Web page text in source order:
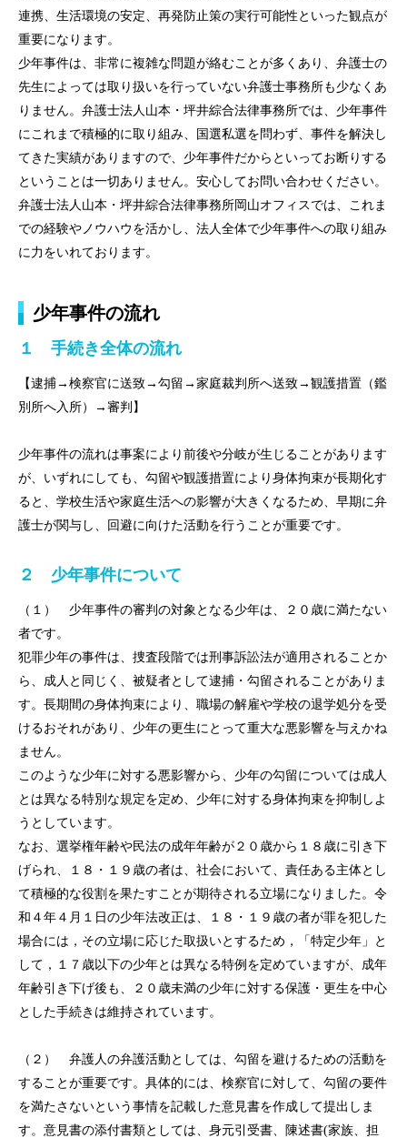
連携、生活環境の安定、再発防止策の実行可能性といった観点が
重要になります。
少年事件は、非常に複雑な問題が絡むことが多くあり、弁護士の
先生によっては取り扱いを行っていない弁護士事務所も少なくあ
りません。弁護士法人山本・坪井綜合法律事務所では、少年事件
にこれまで積極的に取り組み、国選私選を問わず、事件を解決し
てきた実績がありますので、少年事件だからといってお断りする
ということは一切ありません。安心してお問い合わせください。
弁護士法人山本・坪井綜合法律事務所岡山オフィスでは、これま
での経験やノウハウを活かし、法人全体で少年事件への取り組み
に力をいれております。
少年事件の流れ
１ 手続き全体の流れ
【逮捕→検察官に送致→勾留→家庭裁判所へ送致→観護措置（鑑
別所へ入所）→審判】
少年事件の流れは事案により前後や分岐が生じることがあります
が、いずれにしても、勾留や観護措置により身体拘束が長期化す
ると、学校生活や家庭生活への影響が大きくなるため、早期に弁
護士が関与し、回避に向けた活動を行うことが重要です。
２ 少年事件について
（１） 少年事件の審判の対象となる少年は、２０歳に満たない
者です。
犯罪少年の事件は、捜査段階では刑事訴訟法が適用されることか
ら、成人と同じく、被疑者として逮捕・勾留されることがありま
す。長期間の身体拘束により、職場の解雇や学校の退学処分を受
けるおそれがあり、少年の更生にとって重大な悪影響を与えかね
ません。
このような少年に対する悪影響から、少年の勾留については成人
とは異なる特別な規定を定め、少年に対する身体拘束を抑制しよ
うとしています。
なお、選挙権年齢や民法の成年年齢が２０歳から１８歳に引き下
げられ、１８・１９歳の者は、社会において、責任ある主体とし
て積極的な役割を果たすことが期待される立場になりました。令
和４年４月１日の少年法改正は、１８・１９歳の者が罪を犯した
場合には，その立場に応じた取扱いとするため，「特定少年」と
して，１７歳以下の少年とは異なる特例を定めていますが、成年
年齢引き下げ後も、２０歳未満の少年に対する保護・更生を中心
とした手続きは維持されています。
（２） 弁護人の弁護活動としては、勾留を避けるための活動を
することが重要です。具体的には、検察官に対して、勾留の要件
を満たさないという事情を記載した意見書を作成して提出しま
す。意見書の添付書類としては、身元引受書、陳述書(家族、担